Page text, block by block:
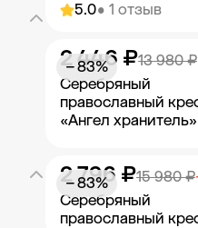
5.0• 1 отзыв
Добавить в
Серебряный
православный
«Ангел хранитель»
13 980 ₽
2 446 ₽
− 83%
Добавить в
Серебряный
православный
15 980 ₽
2 796 ₽
− 83%